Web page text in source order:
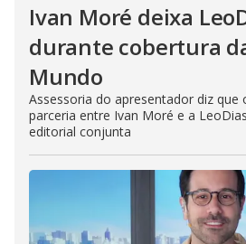
Ivan Moré deixa
durante cobertura
Mundo
Assessoria do apresentador diz que
parceria entre Ivan Moré e a
editorial conjunta